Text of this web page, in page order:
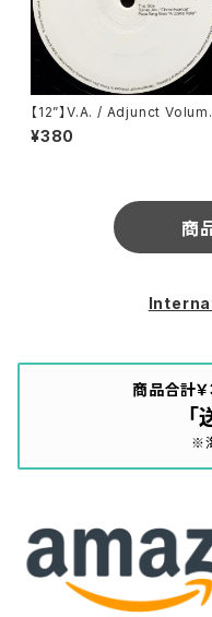
【12”】V.A. / Adjunct
Two (Adjunct) (ADJUNCT
02)
¥380
商
商品合計
※